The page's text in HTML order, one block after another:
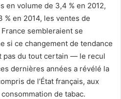
en volume de 3,4 % en 2012,
% en 2014, les ventes de
sembleraient se
si ce changement de tendance
pas du tout certain — le recul
dernières années a révélé la
de l’État français, aux
de tabac.